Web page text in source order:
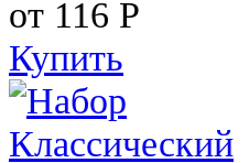
от 116 Р
Купить